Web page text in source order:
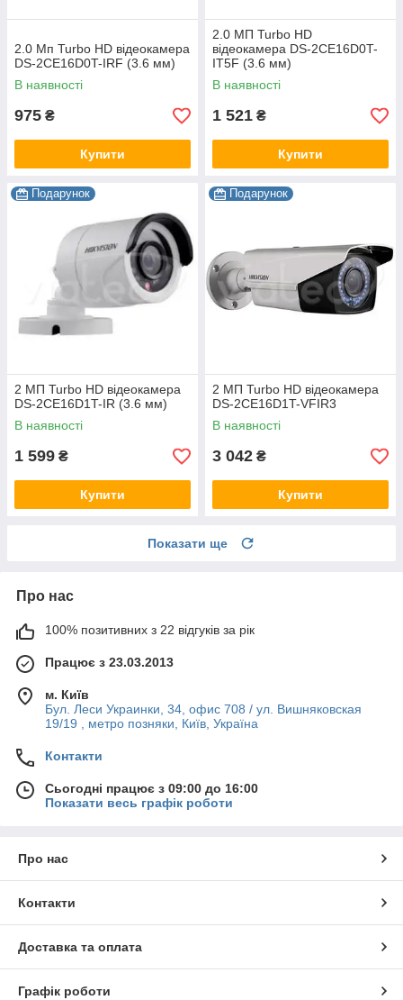
2.0 Мп Turbo HD відеокамера
DS-2CE16D0T-IRF (3.6 мм)
В наявності
975 ₴
Купити
2.0 МП Turbo HD
відеокамера DS-2CE16D0T-
IT5F (3.6 мм)
В наявності
1 521 ₴
Купити
Подарунок
2 МП Turbo HD відеокамера
DS-2CE16D1T-IR (3.6 мм)
В наявності
1 599 ₴
Купити
Подарунок
2 МП Turbo HD відеокамера
DS-2CE16D1T-VFIR3
В наявності
3 042 ₴
Купити
Показати ще
Про нас
100% позитивних з 22 відгуків за рік
Працює з 23.03.2013
м. Київ
Бул. Леси Украинки, 34, офис 708 / ул. Вишняковская
19/19 , метро позняки, Київ, Україна
Контакти
Сьогодні працює з 09:00 до 16:00
Показати весь графік роботи
Про нас
Контакти
Доставка та оплата
Графік роботи